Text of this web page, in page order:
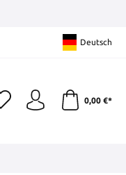
Deutsch
0,00 €*